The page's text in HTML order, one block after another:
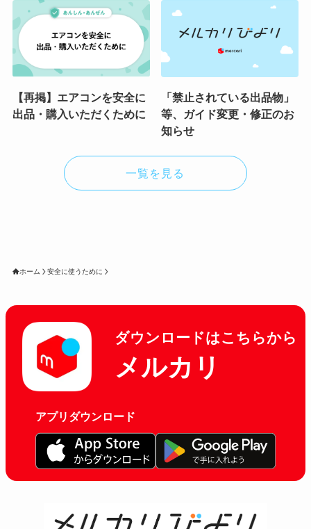
【再掲】エアコンを安全に
出品・購入いただくために
「禁止されている出品物」
等、ガイド変更・修正のお
知らせ
一覧を見る
ホーム 安全に使うために
ダウンロードはこちらから
メルカリ
アプリダウンロード